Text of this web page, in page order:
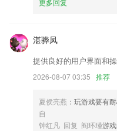
更多回复
湛骅凤
提供良好的用户界面和
2026-08-07 03:35 推荐
夏侯亮燕 ：玩游戏要有
自
钟红凡 回复 阎环瑾游